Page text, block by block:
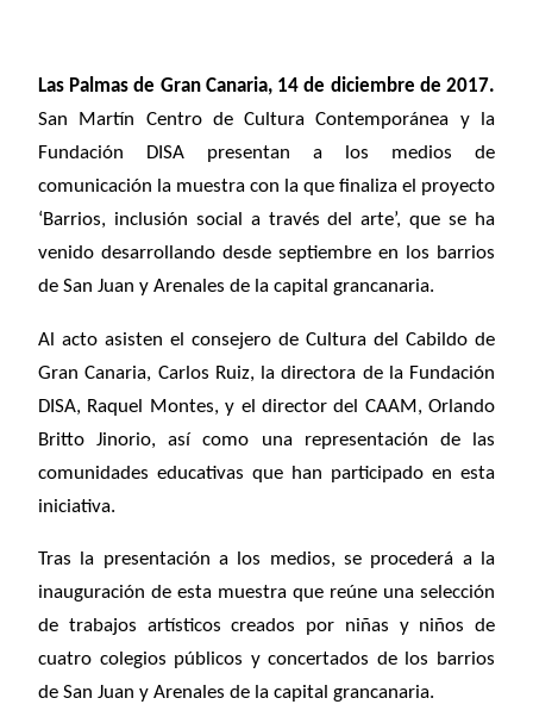
Las Palmas de Gran Canaria, 14 de diciembre de 2017.
San Martín Centro de Cultura Contemporánea y la
Fundación DISA presentan a los medios de
comunicación la muestra con la que finaliza el proyecto
‘Barrios, inclusión social a través del arte’, que se ha
venido desarrollando desde septiembre en los barrios
de San Juan y Arenales de la capital grancanaria.
Al acto asisten el consejero de Cultura del Cabildo de
Gran Canaria, Carlos Ruiz, la directora de la Fundación
DISA, Raquel Montes, y el director del CAAM, Orlando
Britto Jinorio, así como una representación de las
comunidades educativas que han participado en esta
iniciativa.
Tras la presentación a los medios, se procederá a la
inauguración de esta muestra que reúne una selección
de trabajos artísticos creados por niñas y niños de
cuatro colegios públicos y concertados de los barrios
de San Juan y Arenales de la capital grancanaria.